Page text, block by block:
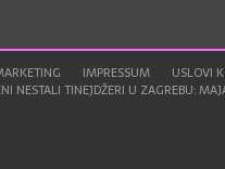
IMPRESSUM
USLOVI
NESTALI TINEJDŽERI U ZAGREBU: